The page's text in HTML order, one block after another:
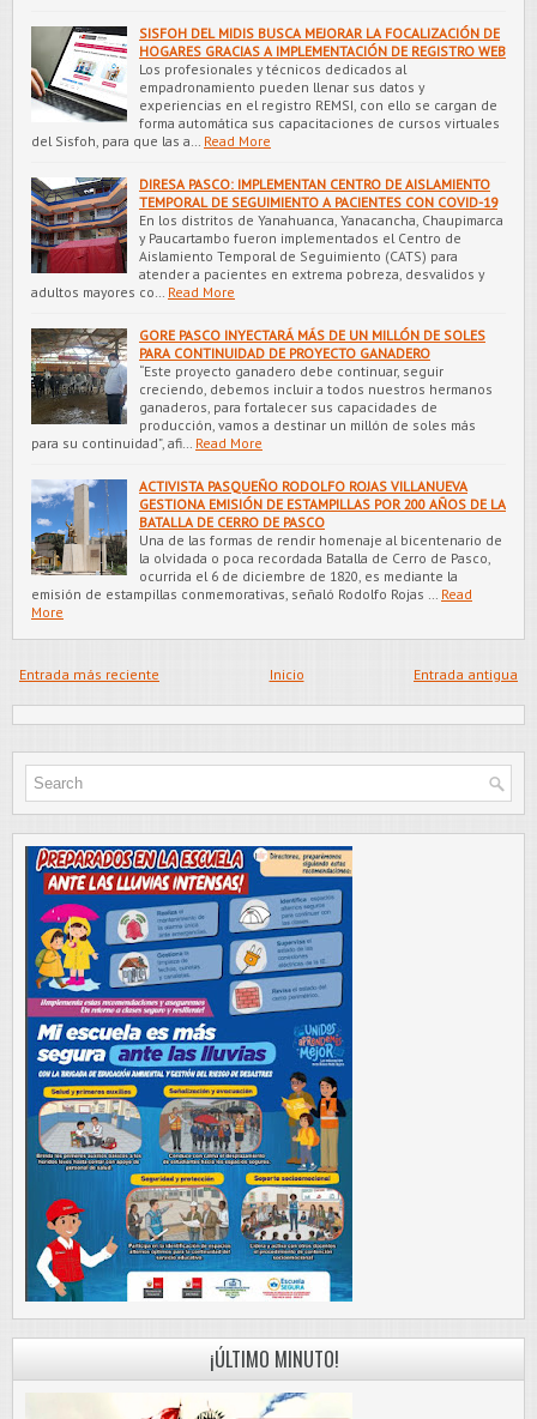
SISFOH DEL MIDIS BUSCA MEJORAR LA FOCALIZACIÓN DE
HOGARES GRACIAS A IMPLEMENTACIÓN DE REGISTRO WEB
Los profesionales y técnicos dedicados al
empadronamiento pueden llenar sus datos y
experiencias en el registro REMSI, con ello se cargan de
forma automática sus capacitaciones de cursos virtuales
del Sisfoh, para que las a…
Read More
DIRESA PASCO: IMPLEMENTAN CENTRO DE AISLAMIENTO
TEMPORAL DE SEGUIMIENTO A PACIENTES CON COVID-19
En los distritos de Yanahuanca, Yanacancha, Chaupimarca
y Paucartambo fueron implementados el Centro de
Aislamiento Temporal de Seguimiento (CATS) para
atender a pacientes en extrema pobreza, desvalidos y
adultos mayores co…
Read More
GORE PASCO INYECTARÁ MÁS DE UN MILLÓN DE SOLES
PARA CONTINUIDAD DE PROYECTO GANADERO
“Este proyecto ganadero debe continuar, seguir
creciendo, debemos incluir a todos nuestros hermanos
ganaderos, para fortalecer sus capacidades de
producción, vamos a destinar un millón de soles más
para su continuidad”, afi…
Read More
ACTIVISTA PASQUEÑO RODOLFO ROJAS VILLANUEVA
GESTIONA EMISIÓN DE ESTAMPILLAS POR 200 AÑOS DE LA
BATALLA DE CERRO DE PASCO
Una de las formas de rendir homenaje al bicentenario de
la olvidada o poca recordada Batalla de Cerro de Pasco,
ocurrida el 6 de diciembre de 1820, es mediante la
emisión de estampillas conmemorativas, señaló Rodolfo Rojas …
Read
More
Entrada más reciente Entrada antigua
Inicio
¡ÚLTIMO MINUTO!